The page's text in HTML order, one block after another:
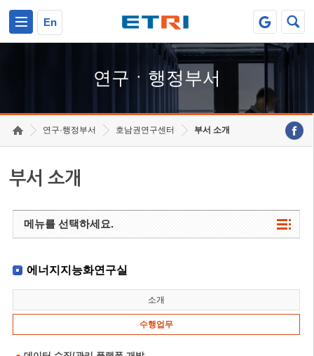
En
연구ㆍ행정부서
연구·행정부서 호남권연구센터 부서 소개
부서 소개
메뉴를 선택하세요.
에너지지능화연구실
소개
수행업무